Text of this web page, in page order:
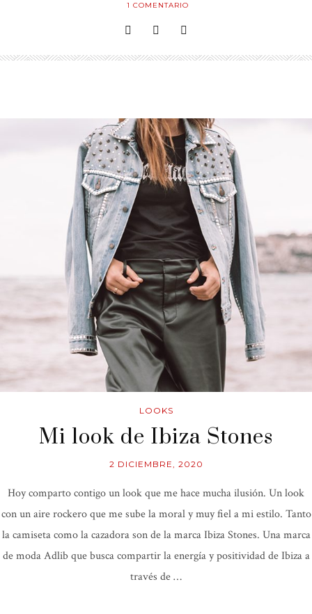
1 COMENTARIO
LOOKS
Mi look de Ibiza Stones
2 DICIEMBRE, 2020
Hoy comparto contigo un look que me hace mucha ilusión. Un look
con un aire rockero que me sube la moral y muy fiel a mi estilo. Tanto
la camiseta como la cazadora son de la marca Ibiza Stones. Una marca
de moda Adlib que busca compartir la energía y positividad de Ibiza a
través de …